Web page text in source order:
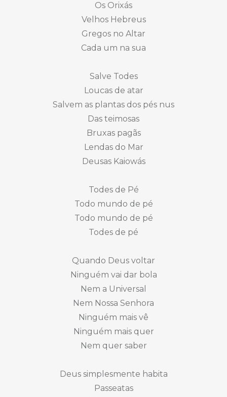
Os Orixás
Velhos Hebreus
Gregos no Altar
Cada um na sua
Salve Todes
Loucas de atar
Salvem as plantas dos pés nus
Das teimosas
Bruxas pagãs
Lendas do Mar
Deusas Kaiowás
Todes de Pé
Todo mundo de pé
Todo mundo de pé
Todes de pé
Quando Deus voltar
Ninguém vai dar bola
Nem a Universal
Nem Nossa Senhora
Ninguém mais vê
Ninguém mais quer
Nem quer saber
Deus simplesmente habita
Passeatas